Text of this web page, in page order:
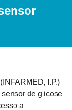
I.P.)
a